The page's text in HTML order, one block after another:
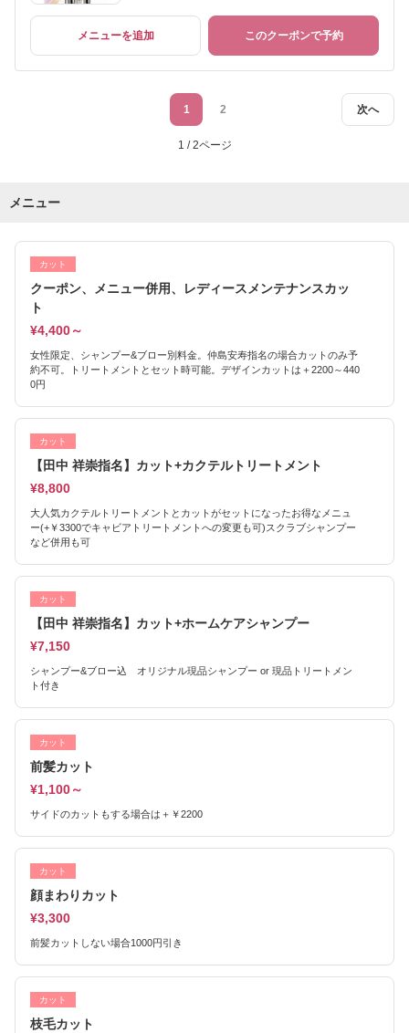
メニューを追加 このクーポンで予約
次へ
1 2
1 / 2ページ
メニュー
カット
クーポン、メニュー併用、レディースメンテナンスカッ
ト
¥4,400～
女性限定、シャンプー&ブロー別料金。仲島安寿指名の場合カットのみ予
約不可。トリートメントとセット時可能。デザインカットは＋2200～440
0円
カット
【田中 祥崇指名】カット+カクテルトリートメント
¥8,800
大人気カクテルトリートメントとカットがセットになったお得なメニュ
ー(+￥3300でキャビアトリートメントへの変更も可)スクラブシャンプー
など併用も可
カット
【田中 祥崇指名】カット+ホームケアシャンプー
¥7,150
シャンプー&ブロー込 オリジナル現品シャンプー or 現品トリートメン
ト付き
カット
前髪カット
¥1,100～
サイドのカットもする場合は＋￥2200
カット
顔まわりカット
¥3,300
前髪カットしない場合1000円引き
カット
枝毛カット